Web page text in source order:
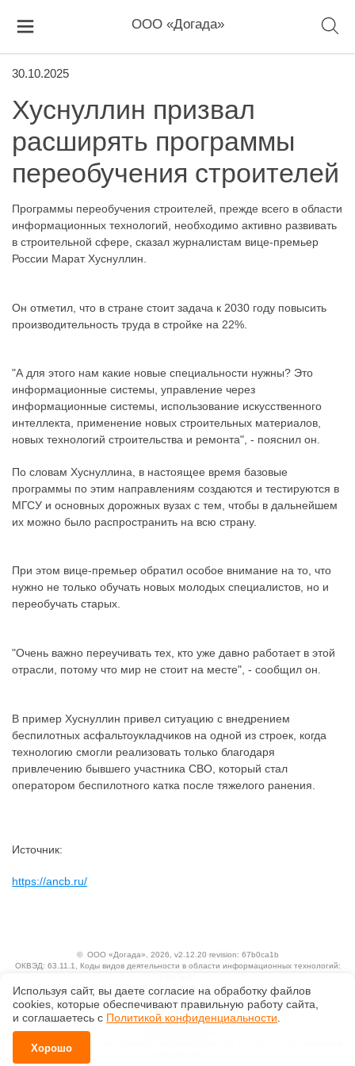
ООО «Догада»
30.10.2025
Хуснуллин призвал
расширять программы
переобучения строителей
Программы переобучения строителей, прежде всего в области
информационных технологий, необходимо активно развивать
в строительной сфере, сказал журналистам вице-премьер
России Марат Хуснуллин.
Он отметил, что в стране стоит задача к 2030 году повысить
производительность труда в стройке на 22%.
"А для этого нам какие новые специальности нужны? Это
информационные системы, управление через
информационные системы, использование искусственного
интеллекта, применение новых строительных материалов,
новых технологий строительства и ремонта", - пояснил он.
По словам Хуснуллина, в настоящее время базовые
программы по этим направлениям создаются и тестируются в
МГСУ и основных дорожных вузах с тем, чтобы в дальнейшем
их можно было распространить на всю страну.
При этом вице-премьер обратил особое внимание на то, что
нужно не только обучать новых молодых специалистов, но и
переобучать старых.
"Очень важно переучивать тех, кто уже давно работает в этой
отрасли, потому что мир не стоит на месте", - сообщил он.
В пример Хуснуллин привел ситуацию с внедрением
беспилотных асфальтоукладчиков на одной из строек, когда
технологию смогли реализовать только благодаря
привлечению бывшего участника СВО, который стал
оператором беспилотного катка после тяжелого ранения.
Источник:
https://ancb.ru/
© ООО «Догада», 2026, v2.12.20 revision: 67b0ca1b
ОКВЭД: 63.11.1, Коды видов деятельности в области информационных технологий:
Ценовая политика
Исключительные авторские и смежные права принадлежат АО «Кодекс».
Положение по обработке и защите персональных данных
Справка о регистрации продуктов АО «Кодекс» в Реестре российского программного
Используя сайт, вы даете согласие на обработку файлов
сооkiеs, которые обеспечивают правильную работу сайта,
и соглашаетесь с Политикой конфиденциальности.
Хорошо